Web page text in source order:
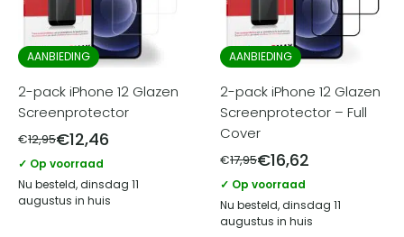
AANBIEDING
2-pack iPhone 12 Glazen
Screenprotector
€12,95€12,46
✓ Op voorraad
Nu besteld, dinsdag 11
augustus in huis
AANBIEDING
2-pack iPhone 12 Glazen
Screenprotector – Full
Cover
€17,95€16,62
✓ Op voorraad
Nu besteld, dinsdag 11
augustus in huis